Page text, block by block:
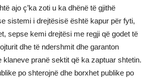
ajo ç’ka zoti u ka dhënë të gjithë
sistemi i drejtësisë është kapur për fyti,
sepse kemi drejtësi me regji që godet të
dhe të ndershmit dhe garanton
klaneve pranë sektit që ka zaptuar shtetin.
po shterojnë dhe borxhet publike po